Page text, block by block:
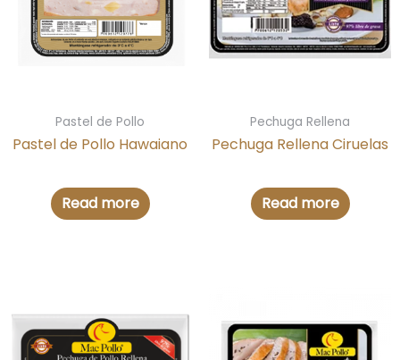
Pastel de Pollo
Pastel de Pollo Hawaiano
Read more
Pechuga Rellena
Pechuga Rellena Ciruelas
Read more